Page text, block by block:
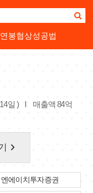
연봉협상성공법
일 )
매출액 84억
keyboard_arrow_right
엔에이치투자증권